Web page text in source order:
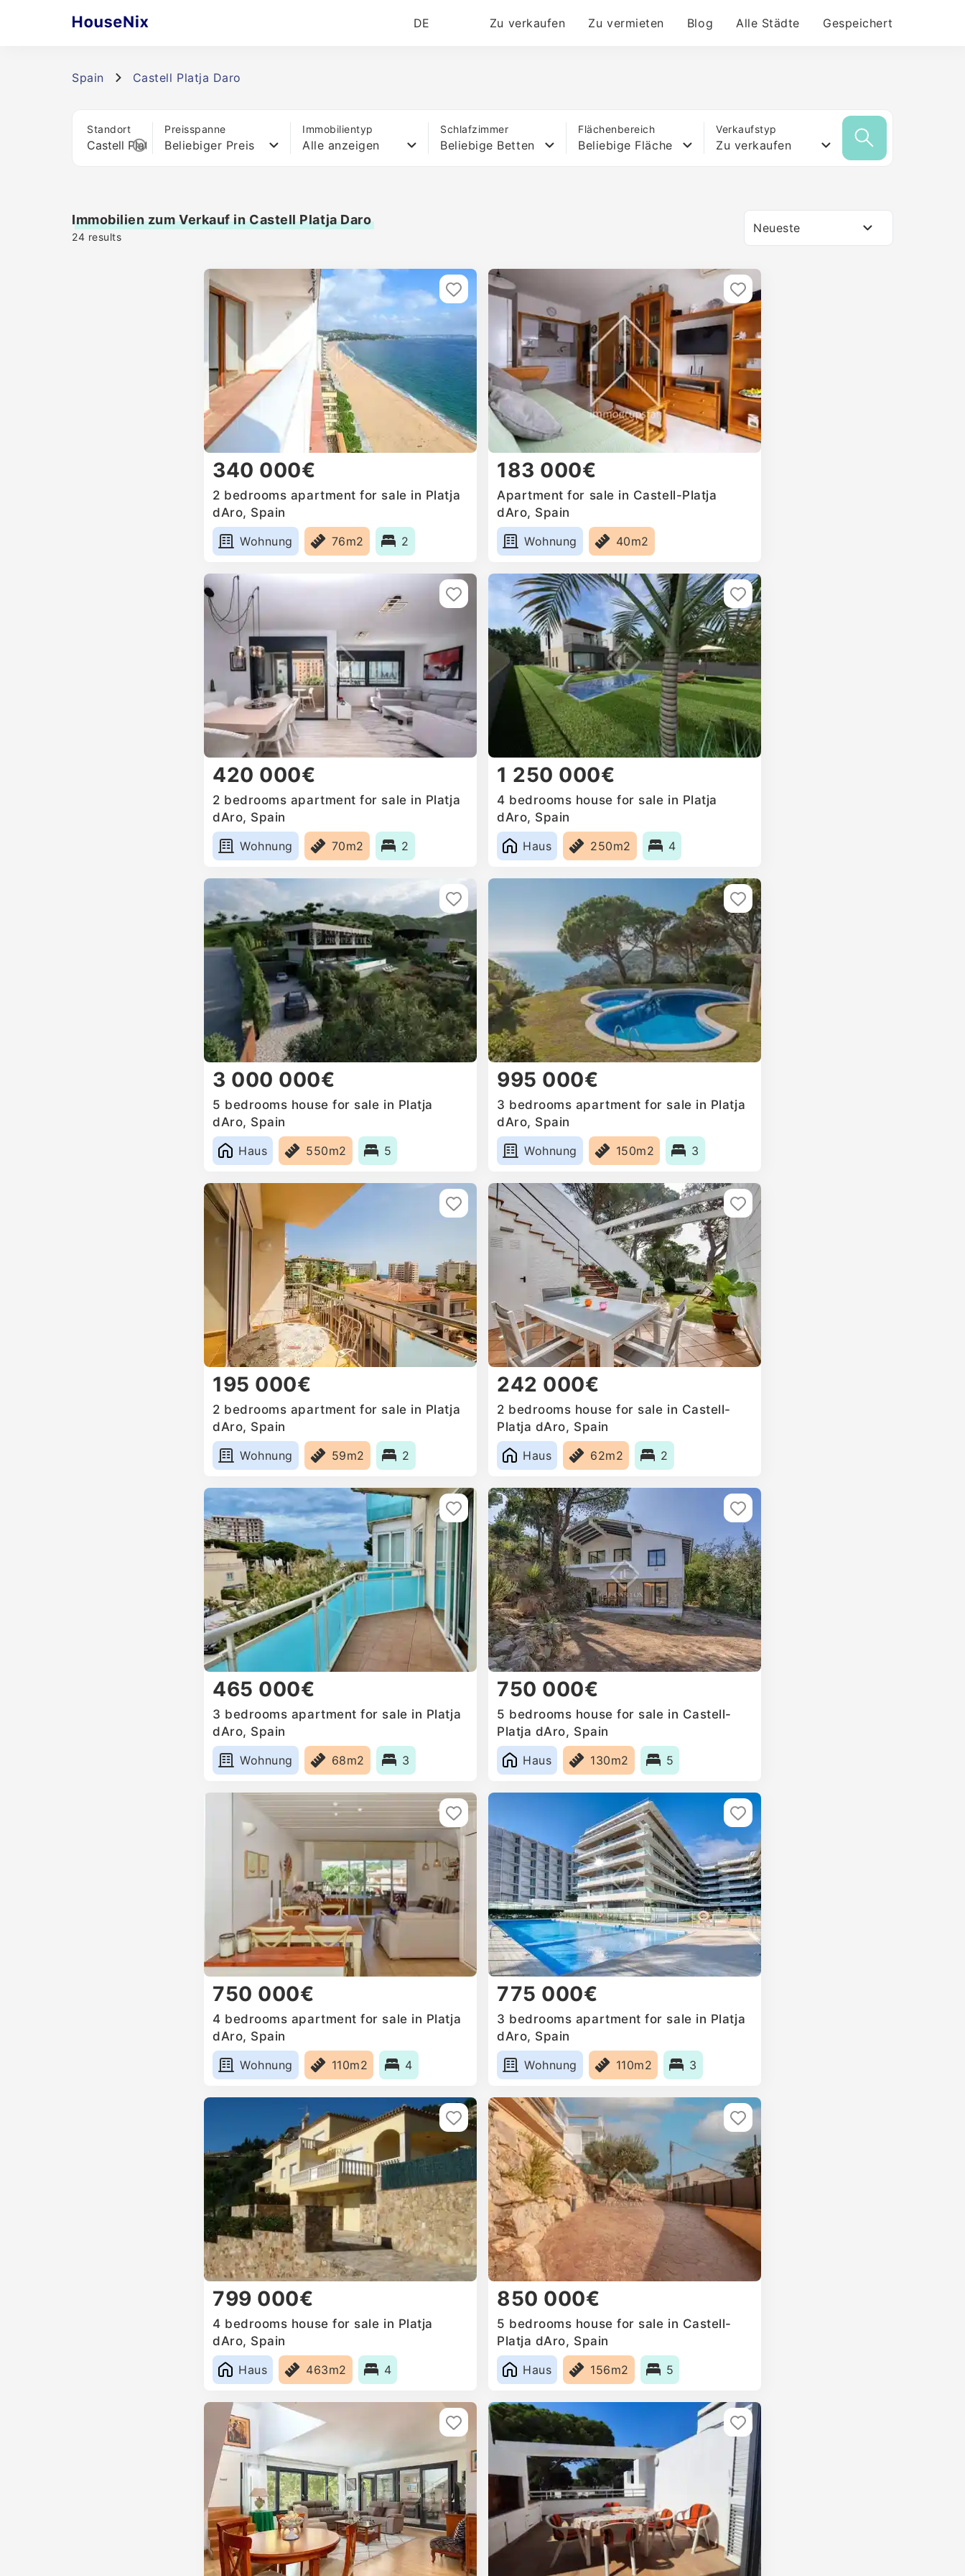
DE Zu verkaufen Zu vermieten Blog Alle Städte Gespeichert
Spain Castell Platja Daro
Standort Preisspanne
Beliebiger Preis
Immobilientyp
Alle anzeigen
Schlafzimmer
Beliebige Betten
Flächenbereich
Beliebige Fläche
Verkaufstyp
Zu verkaufen
Immobilien zum Verkauf in Castell Platja Daro
24 results
Neueste
340 000€
2 bedrooms apartment for sale in Platja
dAro, Spain
Wohnung
76m2 2
183 000€
Apartment for sale in Castell-Platja
dAro, Spain
Wohnung
40m2
420 000€
2 bedrooms apartment for sale in Platja
dAro, Spain
Wohnung
70m2 2
1 250 000€
4 bedrooms house for sale in Platja
dAro, Spain
Haus
250m2 4
3 000 000€
5 bedrooms house for sale in Platja
dAro, Spain
Haus
550m2 5
995 000€
3 bedrooms apartment for sale in Platja
dAro, Spain
Wohnung
150m2 3
195 000€
2 bedrooms apartment for sale in Platja
dAro, Spain
Wohnung
59m2 2
242 000€
2 bedrooms house for sale in Castell-
Platja dAro, Spain
Haus
62m2 2
465 000€
3 bedrooms apartment for sale in Platja
dAro, Spain
Wohnung
68m2 3
750 000€
5 bedrooms house for sale in Castell-
Platja dAro, Spain
Haus
130m2 5
750 000€
4 bedrooms apartment for sale in Platja
dAro, Spain
Wohnung
110m2 4
775 000€
3 bedrooms apartment for sale in Platja
dAro, Spain
Wohnung
110m2 3
799 000€
4 bedrooms house for sale in Platja
dAro, Spain
Haus
463m2 4
850 000€
5 bedrooms house for sale in Castell-
Platja dAro, Spain
Haus
156m2 5